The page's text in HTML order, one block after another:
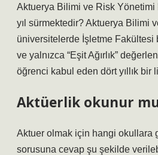
Aktuerya Bilimi ve Risk
yıl sürmektedir? Aktuerya Bilimi
üniversitelerde İşletme Fakültesi
ve yalnızca “Eşit Ağırlık”
öğrenci kabul eden dört yıllık bir
Aktüerlik okunur
Aktuer olmak için hangi okullara
sorusuna cevap şu şekilde